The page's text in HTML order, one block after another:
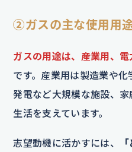
②ガスの主な使用用
ガスの用途は、産業用、
です。産業用は製造業や
発電など大規模な施設、
生活を支えています。
志望動機に活かすには、